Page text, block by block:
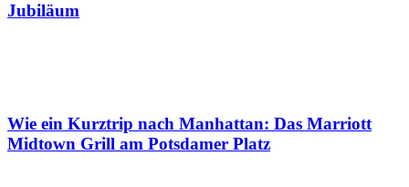
Jubiläum
Wie ein Kurztrip nach Manhattan: Das Marriott
Midtown Grill am Potsdamer Platz